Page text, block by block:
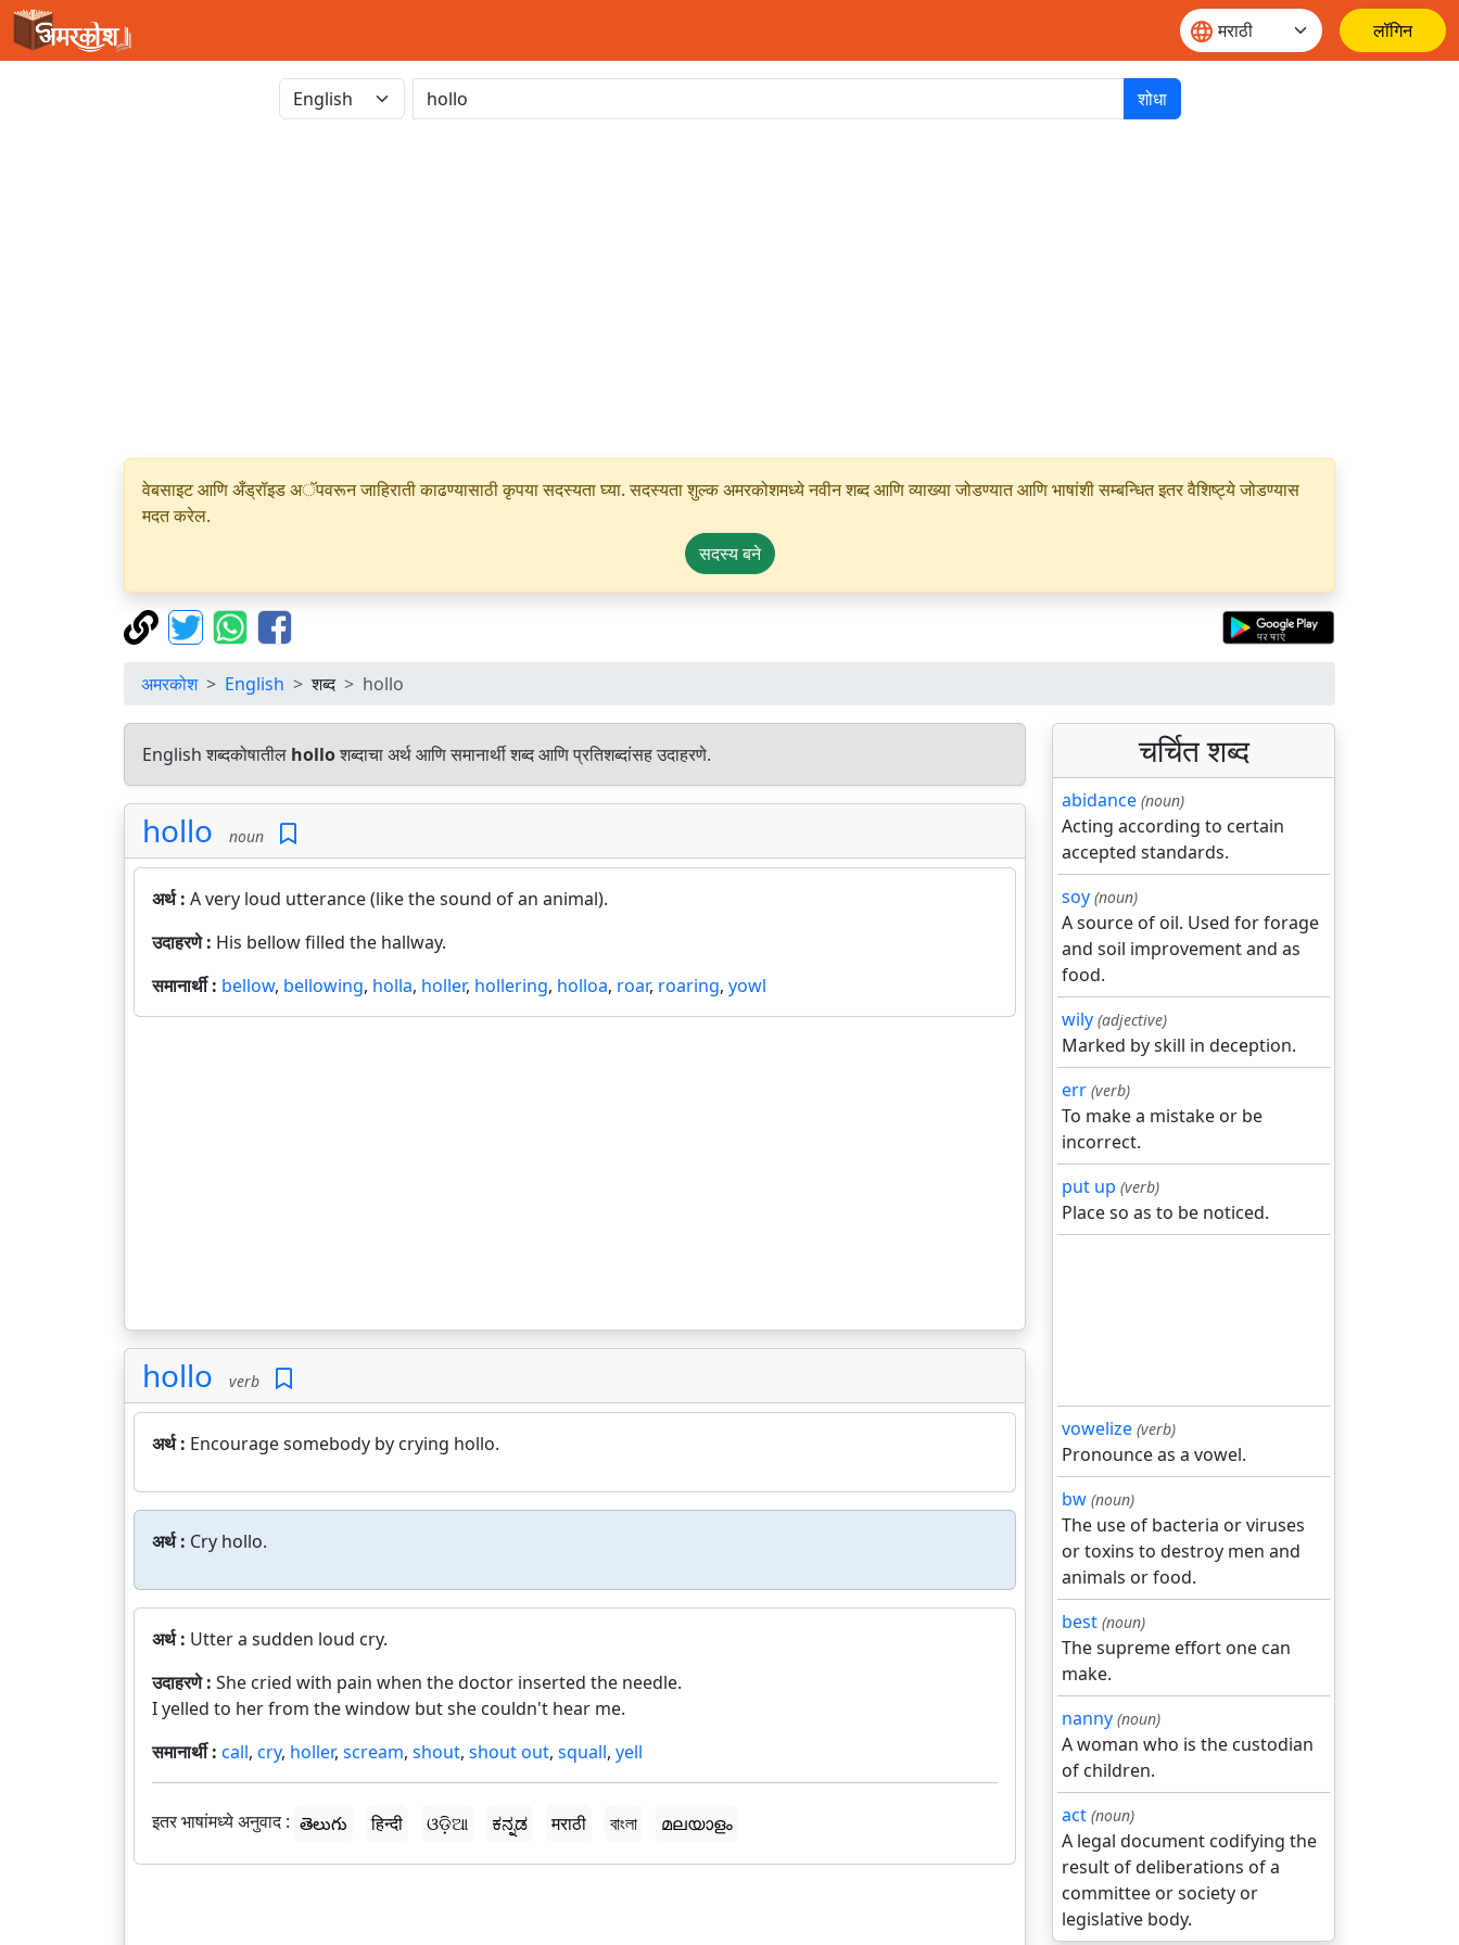
लॉगिन
शोधा
वेबसाइट आणि अँड्रॉइड अॅपवरून जाहिराती काढण्यासाठी कृपया सदस्यता घ्या. सदस्यता शुल्क अमरकोशमध्ये नवीन शब्द आणि व्याख्या जोडण्यात आणि भाषांशी सम्बन्धित इतर वैशिष्ट्ये जोडण्यास
मदत करेल.
सदस्य बने
अमरकोश English शब्द hollo
English शब्दकोषातील holloशब्दाचा अर्थ आणि समानार्थी शब्द आणि प्रतिशब्दांसह उदाहरणे.
hollo noun
अर्थ : A very loud utterance (like the sound of an animal).
उदाहरणे : His bellow filled the hallway.
समानार्थी : bellow, bellowing, holla, holler, hollering, holloa, roar, roaring, yowl
hollo verb
अर्थ : Encourage somebody by crying hollo.
अर्थ : Cry hollo.
अर्थ : Utter a sudden loud cry.
उदाहरणे : She cried with pain when the doctor inserted the needle.
I yelled to her from the window but she couldn't hear me.
समानार्थी : call, cry, holler, scream, shout, shout out, squall, yell
इतर भाषांमध्ये अनुवाद : తెలుగు हिन्दी ଓଡ଼ିଆ ಕನ್ನಡ मराठी বাংলা മലയാളം
चर्चित शब्द
abidance (noun)
Acting according to certain
accepted standards.
soy (noun)
A source of oil. Used for forage
and soil improvement and as
food.
wily (adjective)
Marked by skill in deception.
err (verb)
To make a mistake or be
incorrect.
put up (verb)
Place so as to be noticed.
vowelize (verb)
Pronounce as a vowel.
bw (noun)
The use of bacteria or viruses
or toxins to destroy men and
animals or food.
best (noun)
The supreme effort one can
make.
nanny (noun)
A woman who is the custodian
of children.
act (noun)
A legal document codifying the
result of deliberations of a
committee or society or
legislative body.